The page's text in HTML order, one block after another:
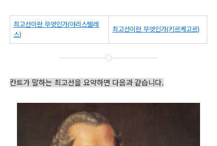
최고선이란 무엇인가(아리스텔레
스)
최고선이란 무엇인가(키르케고르)
칸트가 말하는 최고선을 요약하면 다음과 같습니다.